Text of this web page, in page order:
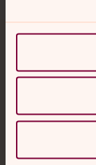
Akut samtals-
med en präst
Digitalt brev